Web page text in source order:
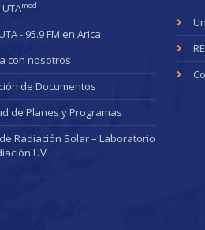
UTAmed
- 95.9 FM en Arica
con nosotros
de Documentos
de Planes y Programas
Radiación Solar – Laboratorio
UV